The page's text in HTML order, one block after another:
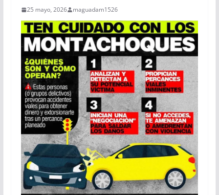
25 mayo, 2026 maguadam1526